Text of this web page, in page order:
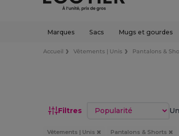
Marques Sacs Mugs et gourdes
Accueil Vêtements | Unis Pantalons &
Filtres Trier par
Vêtements | Unis Pantalons & Shorts